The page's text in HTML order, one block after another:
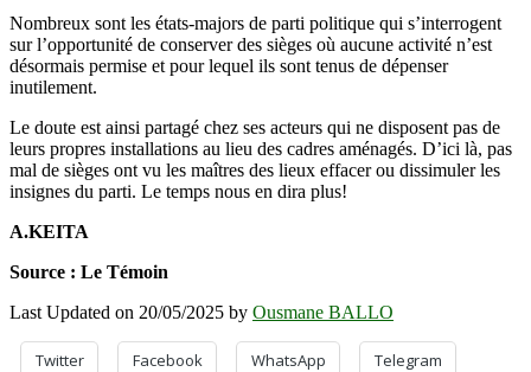
Nombreux sont les états-majors de parti politique qui s’interrogent
sur l’opportunité de conserver des sièges où aucune activité n’est
désormais permise et pour lequel ils sont tenus de dépenser
inutilement.
Le doute est ainsi partagé chez ses acteurs qui ne disposent pas de
leurs propres installations au lieu des cadres aménagés. D’ici là, pas
mal de sièges ont vu les maîtres des lieux effacer ou dissimuler les
insignes du parti. Le temps nous en dira plus!
A.KEITA
Source : Le Témoin
Last Updated on 20/05/2025 by Ousmane BALLO
Twitter Facebook WhatsApp Telegram